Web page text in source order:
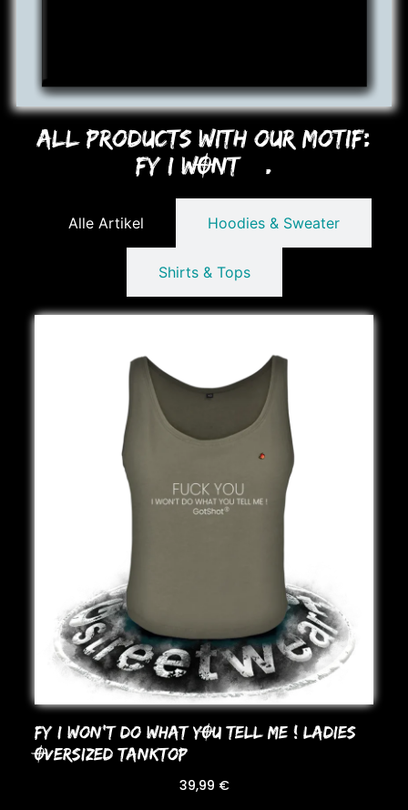
All Products with our Motif:
FY I WONT….
Alle Artikel Hoodies & Sweater
Shirts & Tops
FY I WoN’T Do WHAT YOU TELL ME ! LADIES
OVERSIZED TANKToP
39,99 €